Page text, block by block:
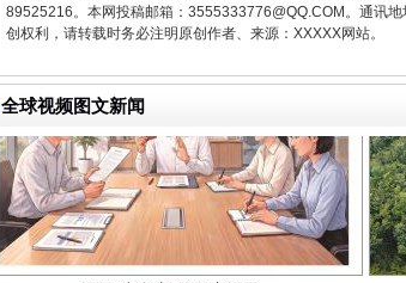
89525216。本网投稿邮箱：3555333776@QQ.COM。通讯
创权利，请转载时务必注明原创作者、来源：XXXXX网站。
全球视频图文新闻揭开“小金库”的免责幌子